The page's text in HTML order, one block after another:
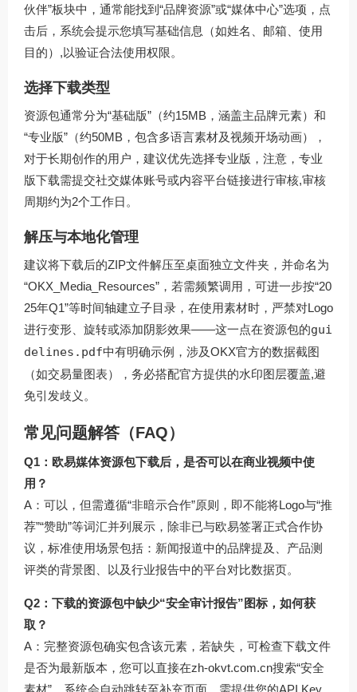
伙伴”板块中，通常能找到“品牌资源”或“媒体中心”选项，点
击后，系统会提示您填写基础信息（如姓名、邮箱、使用
目的）,以验证合法使用权限。
选择下载类型
资源包通常分为“基础版”（约15MB，涵盖主品牌元素）和
“专业版”（约50MB，包含多语言素材及视频开场动画），
对于长期创作的用户，建议优先选择专业版，注意，专业
版下载需提交社交媒体账号或内容平台链接进行审核,审核
周期约为2个工作日。
解压与本地化管理
建议将下载后的ZIP文件解压至桌面独立文件夹，并命名为
“OKX_Media_Resources”，若需频繁调用，可进一步按“20
25年Q1”等时间轴建立子目录，在使用素材时，严禁对Logo
进行变形、旋转或添加阴影效果——这一点在资源包的gui
delines.pdf中有明确示例，涉及OKX官方的数据截图
（如交易量图表），务必搭配官方提供的水印图层覆盖,避
免引发歧义。
常见问题解答（FAQ）
Q1：欧易媒体资源包下载后，是否可以在商业视频中使
用？
A：可以，但需遵循“非暗示合作”原则，即不能将Logo与“推
荐”“赞助”等词汇并列展示，除非已与欧易签署正式合作协
议，标准使用场景包括：新闻报道中的品牌提及、产品测
评类的背景图、以及行业报告中的平台对比数据页。
Q2：下载的资源包中缺少“安全审计报告”图标，如何获
取？
A：完整资源包确实包含该元素，若缺失，可检查下载文件
是否为最新版本，您可以直接在zh-okvt.com.cn搜索“安全